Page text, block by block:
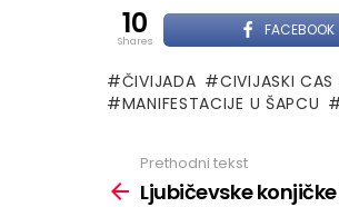
10
shares
FACEBOOK
ČIVIJADA CIVIJASKI CAS
MANIFESTACIJE U ŠAPCU
See
more
Prethodni tekst
Ljubičevske